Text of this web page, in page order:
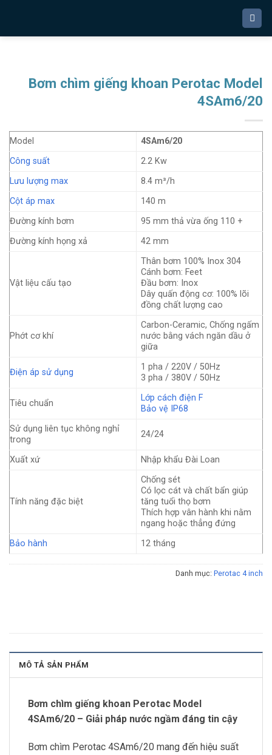
nội
Bơm chìm giếng khoan Perotac Model
4SAm6/20
Model
4SAm6/20
Công suất
2.2 Kw
Lưu lượng max
8.4 m³/h
Cột áp max
140 m
Đường kính bơm
95 mm thả vừa ống 110 +
Đường kính họng xả
42 mm
Vật liệu cấu tạo
Thân bơm 100% Inox 304
Cánh bơm: Feet
Đầu bơm: Inox
Dây quấn động cơ: 100% lõi
đồng chất lượng cao
Phớt cơ khí
Carbon-Ceramic, Chống ngấm
nước bằng vách ngăn dầu ở
giữa
Điện áp sử dụng
1 pha / 220V / 50Hz
3 pha / 380V / 50Hz
Tiêu chuẩn
Lớp cách điện F
Bảo vệ IP68
Sử dụng liên tục không nghỉ
trong
24/24
Xuất xứ Nhập khẩu Đài Loan
Tính năng đặc biệt
Chống sét
Có lọc cát và chất bẩn giúp
tăng tuổi thọ bơm
Thích hợp vân hành khi nằm
ngang hoặc thẳng đứng
Bảo hành
12 tháng
Danh mục: Perotac 4 inch
MÔ TẢ SẢN PHẨM
Bơm chìm giếng khoan Perotac Model
4SAm6/20 – Giải pháp nước ngầm đáng tin cậy
Bơm chìm Perotac 4SAm6/20 mang đến hiệu suất